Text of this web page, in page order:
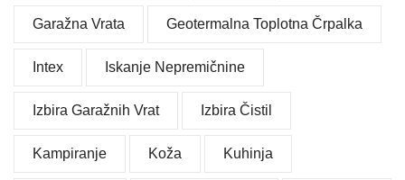
Garažna Vrata Geotermalna Toplotna Črpalka
Intex Iskanje Nepremičnine
Izbira Garažnih Vrat Izbira Čistil
Kampiranje Koža Kuhinja